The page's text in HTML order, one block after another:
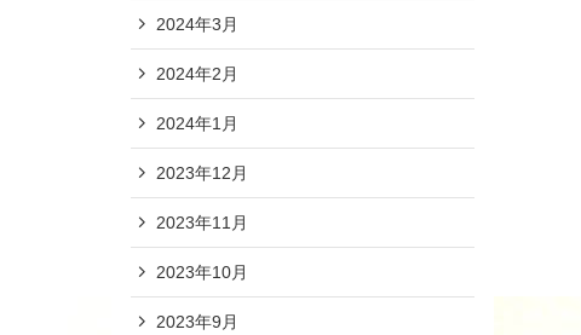
2024年3月
2024年2月
2024年1月
2023年12月
2023年11月
2023年10月
2023年9月